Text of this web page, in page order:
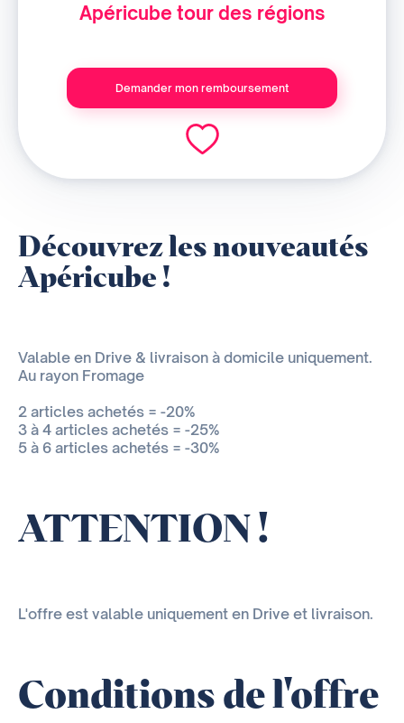
Apéricube tour des régions
Demander mon remboursement
Découvrez les nouveautés
Apéricube !
Valable en Drive & livraison à domicile uniquement.
Au rayon Fromage
2 articles achetés = -20%
3 à 4 articles achetés = -25%
5 à 6 articles achetés = -30%
ATTENTION !
L'offre est valable uniquement en Drive et livraison.
Conditions de l'offre